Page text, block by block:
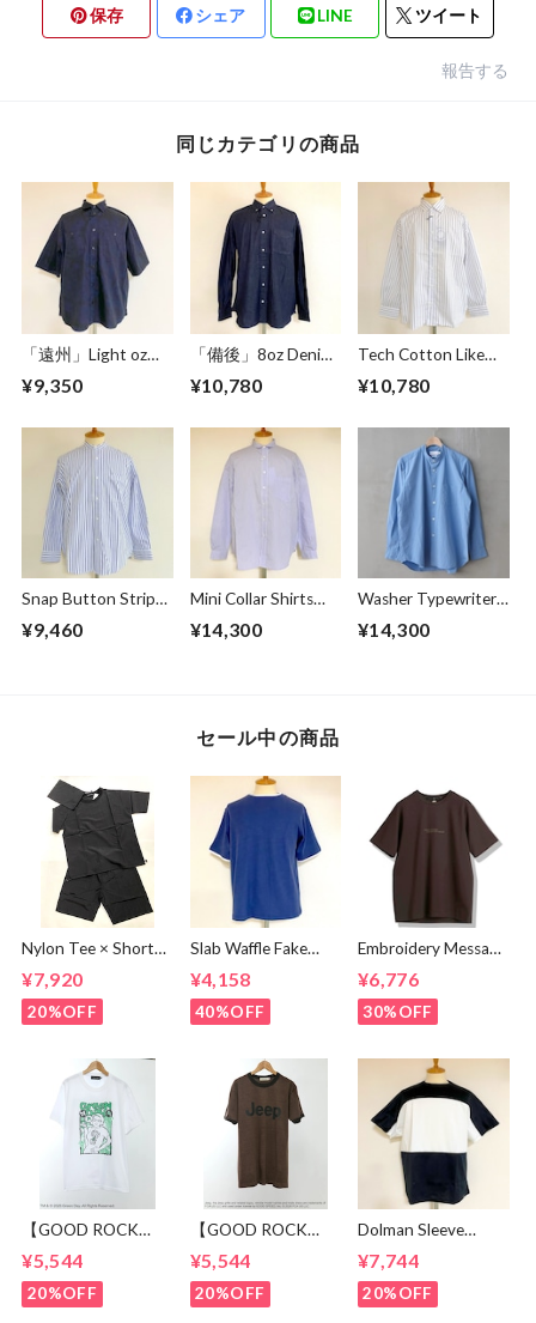
保存 シェア LINE ツイート
報告する
同じカテゴリの商品
「遠州」Light oz
Overdye Poplin W-
Pocket Half Sleeve
Botanical Deep
Navy
¥9,350
「備後」8oz Denim
BD BOX-A Line
Shirts Dark Indigo
¥10,780
Tech Cotton Like
Stripe BD BOX-A
Line Shirts Ivory
¥10,780
Snap Button Stripe
Band Collar L/S
Shirts White
¥9,460
Mini Collar Shirts
White Stripe
¥14,300
Washer Typewriter
Loose Fit Band
Collar Shirt Blue
¥14,300
セール中の商品
Nylon Tee × Shorts
¥7,920
20%OFF
Slab Waffle Fake
Cut & Sewn Navy
¥4,158
40%OFF
Embroidery Message
shirts Brown
¥6,776
30%OFF
【GOOD ROCK
SPEED】 GREEN
DAY “Kerplunk!”
Front & Back
Graphic T-Shirt
¥5,544
20%OFF
【GOOD ROCK
SPEED】 Jeep®
Classic Logo Graphic
Ringer T-Shirt
Brown
¥5,544
20%OFF
Dolman Sleeve
Switch Cut &
Sewn Black /
White
¥7,744
20%OFF